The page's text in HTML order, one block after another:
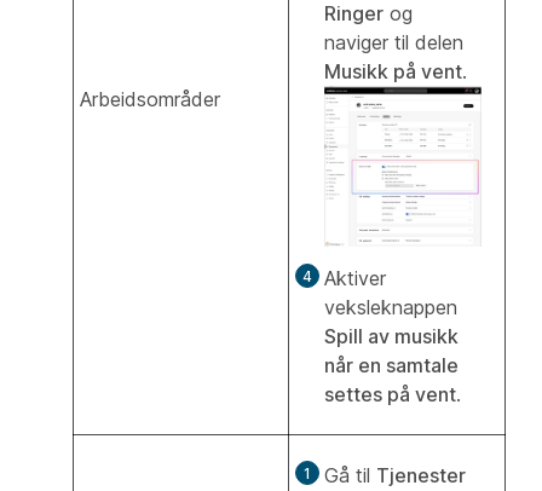
Arbeidsområder
Ringer og
naviger til delen
Musikk på vent.
Aktiver
veksleknappen
Spill av musikk
når en samtale
settes på vent.
Gå til Tjenester